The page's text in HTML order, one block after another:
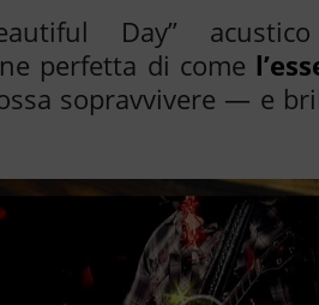
Day”
perfetta di come
sopravvivere — e